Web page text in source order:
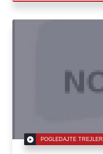
POGLEDAJTE TREJLER